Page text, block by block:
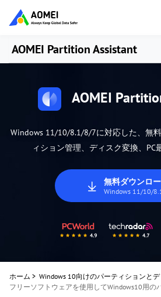
AOMEI Partition Assistant
AOMEI
Windows 11/10/8.1/8/7に対応した、無
ィション管理、ディスク変換、PC
無料ダウンロ
Windows 11/10/
ホーム > Windows 10向けのパーティションと
フリーソフトウェアを使用してWindows10用の